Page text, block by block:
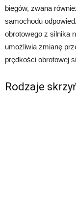
biegów, zwana
samochodu
obrotowego z silnika
umożliwia zmianę
prędkości obrotowej
Rodzaje